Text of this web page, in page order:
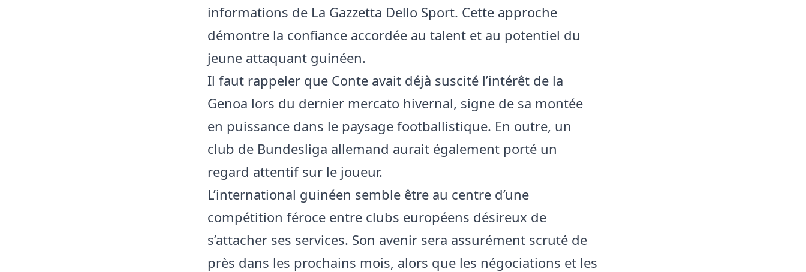
informations de La Gazzetta Dello Sport. Cette approche
démontre la confiance accordée au talent et au potentiel du
jeune attaquant guinéen.
Il faut rappeler que Conte avait déjà suscité l’intérêt de la
Genoa lors du dernier mercato hivernal, signe de sa montée
en puissance dans le paysage footballistique. En outre, un
club de Bundesliga allemand aurait également porté un
regard attentif sur le joueur.
L’international guinéen semble être au centre d’une
compétition féroce entre clubs européens désireux de
s’attacher ses services. Son avenir sera assurément scruté de
près dans les prochains mois, alors que les négociations et les